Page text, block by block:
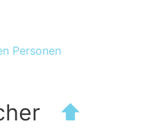
Personen
⬆